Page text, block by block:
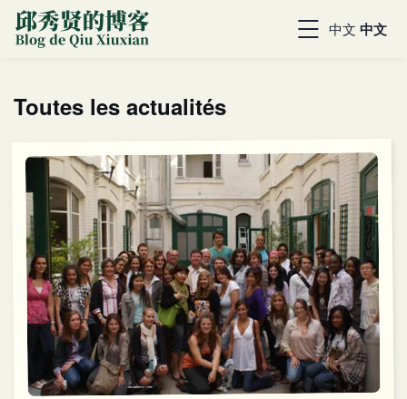
中文 中文
Toutes les actualités